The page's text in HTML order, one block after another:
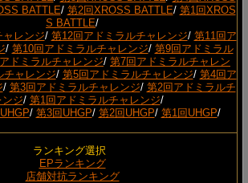
BATTLE/ 第2回XROSS BATTLE/ 第1回XROS
S BATTLE/
ャレンジ/ 第12回アドミラルチャレンジ/ 第11回ア
/ 第10回アドミラルチャレンジ/ 第9回アドミラル
ドミラルチャレンジ/ 第7回アドミラルチャレン
チャレンジ/ 第5回アドミラルチャレンジ/ 第4回ア
/ 第3回アドミラルチャレンジ/ 第2回アドミラルチ
ンジ/ 第1回アドミラルチャレンジ/
/ 第3回UHGP/ 第2回UHGP/ 第1回UHGP/
ランキング選択
EPランキング
店舗対抗ランキング